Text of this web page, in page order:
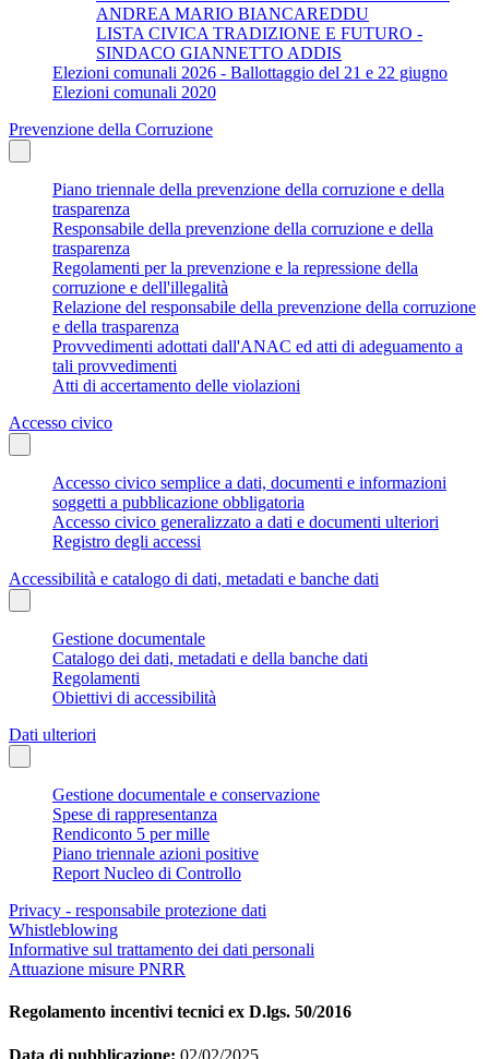
ANDREA MARIO BIANCAREDDU
LISTA CIVICA TRADIZIONE E FUTURO -
SINDACO GIANNETTO ADDIS
Elezioni comunali 2026 - Ballottaggio del 21 e 22 giugno
Elezioni comunali 2020
Prevenzione della Corruzione
Piano triennale della prevenzione della corruzione e della
trasparenza
Responsabile della prevenzione della corruzione e della
trasparenza
Regolamenti per la prevenzione e la repressione della
corruzione e dell'illegalità
Relazione del responsabile della prevenzione della corruzione
e della trasparenza
Provvedimenti adottati dall'ANAC ed atti di adeguamento a
tali provvedimenti
Atti di accertamento delle violazioni
Accesso civico
Accesso civico semplice a dati, documenti e informazioni
soggetti a pubblicazione obbligatoria
Accesso civico generalizzato a dati e documenti ulteriori
Registro degli accessi
Accessibilità e catalogo di dati, metadati e banche dati
Gestione documentale
Catalogo dei dati, metadati e della banche dati
Regolamenti
Obiettivi di accessibilità
Dati ulteriori
Gestione documentale e conservazione
Spese di rappresentanza
Rendiconto 5 per mille
Piano triennale azioni positive
Report Nucleo di Controllo
Privacy - responsabile protezione dati
Whistleblowing
Informative sul trattamento dei dati personali
Attuazione misure PNRR
Regolamento incentivi tecnici ex D.lgs. 50/2016
Data di pubblicazione: 02/02/2025